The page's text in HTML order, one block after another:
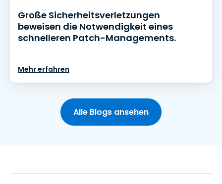
Große Sicherheitsverletzungen
beweisen die Notwendigkeit eines
schnelleren Patch-Managements.
Mehr erfahren
Alle Blogs ansehen